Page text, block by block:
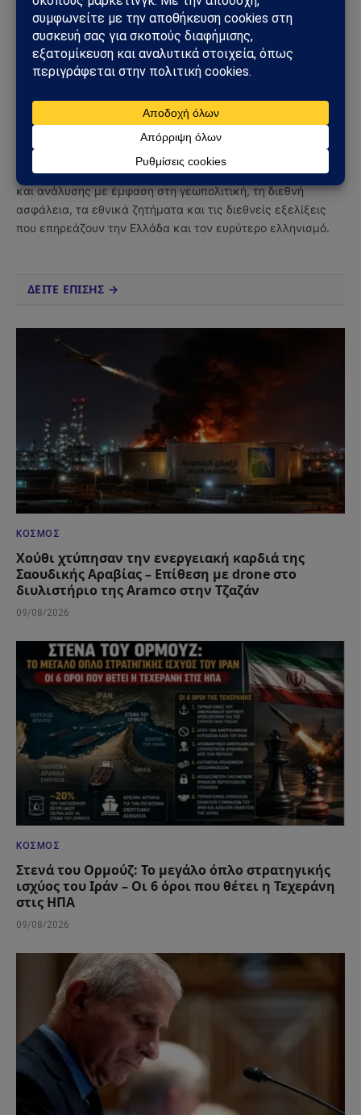
Facebook Twitter Pinterest
Instagram
Tumblr
Το Sahiel.gr είναι ανεξάρτητη ψηφιακή πύλη ενημέρωσης
και ανάλυσης με έμφαση στη γεωπολιτική, τη διεθνή
ασφάλεια, τα εθνικά ζητήματα και τις διεθνείς εξελίξεις
που επηρεάζουν την Ελλάδα και τον ευρύτερο ελληνισμό.
ΔΕΙΤΕ ΕΠΙΣΗΣ →
ΚΌΣΜΟΣ
Χούθι χτύπησαν την ενεργειακή καρδιά της
Σαουδικής Αραβίας – Επίθεση με drone στο
διυλιστήριο της Aramco στην Τζαζάν
09/08/2026
ΚΌΣΜΟΣ
Στενά του Ορμούζ: Το μεγάλο όπλο στρατηγικής
ισχύος του Ιράν – Οι 6 όροι που θέτει η Τεχεράνη
στις ΗΠΑ
09/08/2026